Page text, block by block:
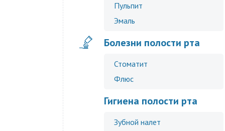
Пульпит
Эмаль
Болезни полости рта
Стоматит
Флюс
Гигиена полости рта
Зубной налет